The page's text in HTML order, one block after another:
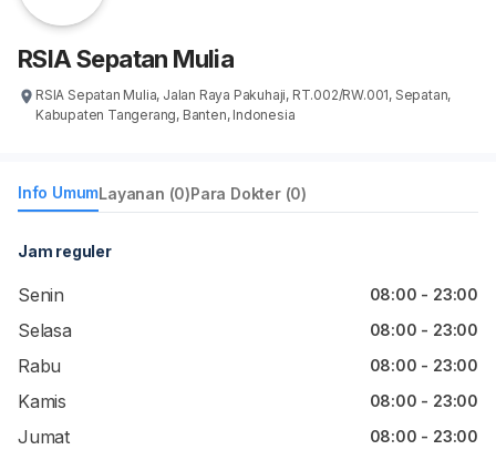
RSIA Sepatan Mulia
RSIA Sepatan Mulia, Jalan Raya Pakuhaji, RT.002/RW.001, Sepatan,
Kabupaten Tangerang, Banten, Indonesia
Info UmumLayanan (0)Para Dokter (0)
Jam reguler
Senin 08:00 - 23:00
Selasa 08:00 - 23:00
Rabu 08:00 - 23:00
Kamis 08:00 - 23:00
Jumat 08:00 - 23:00